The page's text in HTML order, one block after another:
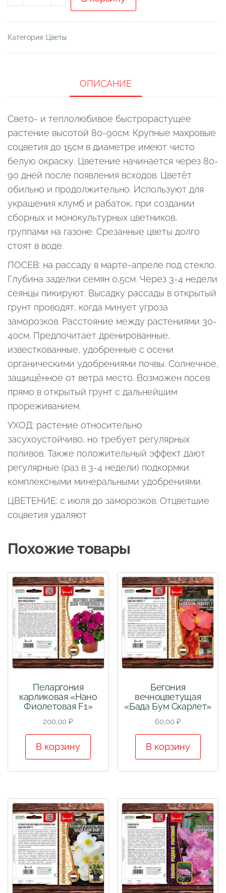
товара
Polar
Категория: Цветы
ОПИСАНИЕ
Свето- и теплолюбивое быстрорастущее
растение высотой 80-90см. Крупные махровые
соцветия до 15см в диаметре имеют чисто
белую окраску. Цветение начинается через 80-
90 дней после появления всходов. Цветёт
обильно и продолжительно. Используют для
украшения клумб и рабаток, при создании
сборных и монокультурных цветников,
группами на газоне. Срезанные цветы долго
стоят в воде.
ПОСЕВ: на рассаду в марте-апреле под стекло.
Глубина заделки семян 0,5см. Через 3-4 недели
сеянцы пикируют. Высадку рассады в открытый
грунт проводят, когда минует угроза
заморозков. Расстояние между растениями 30-
40см. Предпочитает дренированные,
известкованные, удобренные с осени
органическими удобрениями почвы. Солнечное,
защищённое от ветра место. Возможен посев
прямо в открытый грунт с дальнейшим
прореживанием.
УХОД: растение относительно
засухоустойчиво, но требует регулярных
поливов. Также положительный эффект дают
регулярные (раз в 3-4 недели) подкормки
комплексными минеральными удобрениями.
ЦВЕТЕНИЕ: с июля до заморозков. Отцветшие
соцветия удаляют
Похожие товары
Пеларгония
карликовая «Нано
Фиолетовая F1»
200,00₽
В корзину
Бегония
вечноцветущая
«Бада Бум Скарлет»
60,00 ₽
В корзину